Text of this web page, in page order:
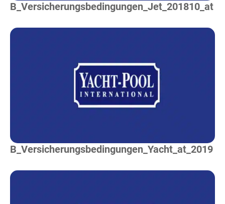
B_Versicherungsbedingungen_Jet_201810_at
Mehr Lesen
B_Versicherungsbedingungen_Yacht_at_2019